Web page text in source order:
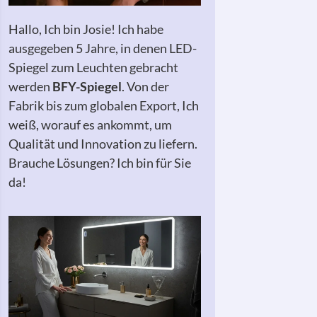
Hallo, Ich bin Josie! Ich habe
ausgegeben 5 Jahre, in denen LED-
Spiegel zum Leuchten gebracht
werden BFY-Spiegel. Von der
Fabrik bis zum globalen Export, Ich
weiß, worauf es ankommt, um
Qualität und Innovation zu liefern.
Brauche Lösungen? Ich bin für Sie
da!